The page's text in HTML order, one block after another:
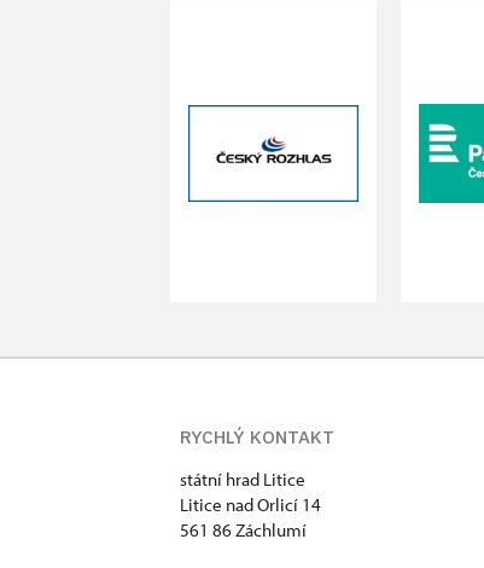
RYCHLÝ KONTAKT
státní hrad Litice
Litice nad Orlicí 14
561 86 Záchlumí